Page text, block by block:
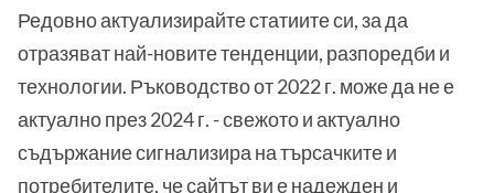
Редовно актуализирайте статиите си, за да
отразяват най-новите тенденции, разпоредби и
технологии. Ръководство от 2022 г. може да не е
актуално през 2024 г. - свежото и актуално
съдържание сигнализира на търсачките и
потребителите, че сайтът ви е надежден и